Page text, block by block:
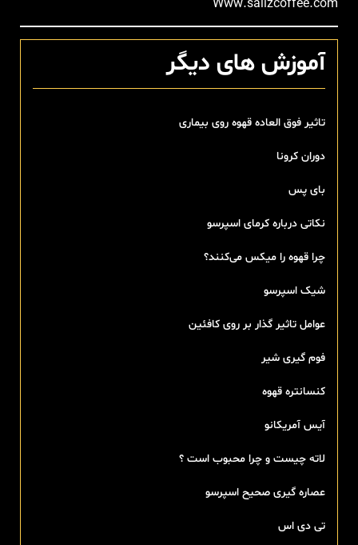
Www.salizcoffee.com
آموزش های دیگر
تاثیر فوق العاده قهوه روی بیماری
دوران کرونا
بای پس
نکاتی درباره کرمای اسپرسو
چرا قهوه را میکس می‌کنند؟
شیک اسپرسو
عوامل تاثیر گذار بر روی کافئین
فوم گیری شیر
کنسانتره قهوه
آیس آمریکانو
لاته چیست و چرا محبوب است ؟
عصاره گیری صحیح اسپرسو
تی‌ دی اس